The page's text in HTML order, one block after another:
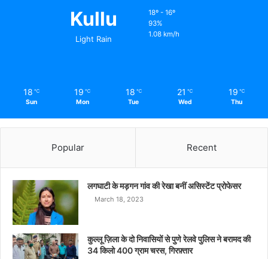
Kullu
Light Rain
18º - 16º
93%
1.08 km/h
18 ℃
Sun
19 ℃
Mon
18 ℃
Tue
21 ℃
Wed
19 ℃
Thu
Popular Recent
लगघाटी के मड़गन गांव की रेखा बनीं असिस्टेंट प्रोफेसर
March 18, 2023
कुल्लू ज़िला के दो निवासियों से पुणे रेलवे पुलिस ने बरामद की
34 किलो 400 ग्राम चरस, गिरफ़्तार